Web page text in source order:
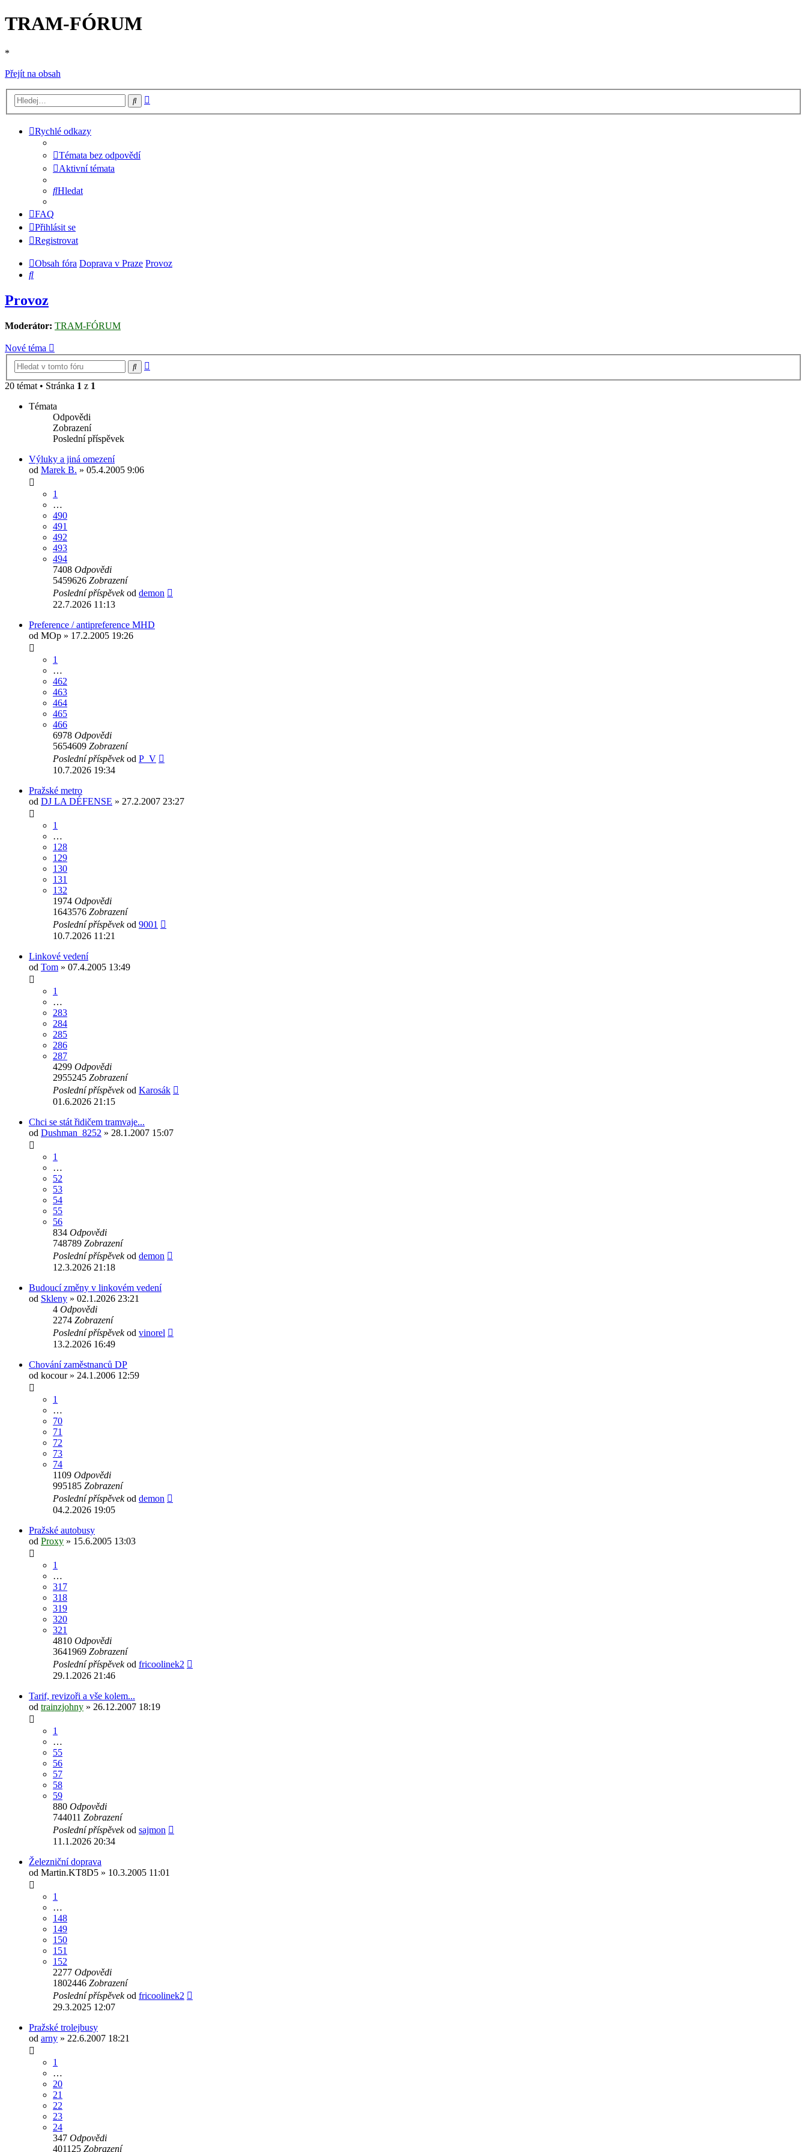
TRAM-FÓRUM
*
Přejít na obsah
Hledat
Rychlé odkazy
Témata bez odpovědí
Aktivní témata
Hledat
FAQ
Přihlásit se
Registrovat
Obsah fóra Doprava v Praze Provoz
Hledat
Provoz
Moderátor: TRAM-FÓRUM
Nové téma
Hledat
20 témat • Stránka 1 z 1
Témata
Odpovědi
Zobrazení
Poslední příspěvek
Výluky a jiná omezení
od Marek B. » 05.4.2005 9:06
1
…
490
491
492
493
494
7408 Odpovědi
5459626 Zobrazení
Poslední příspěvekod demon
22.7.2026 11:13
Preference / antipreference MHD
od MOp » 17.2.2005 19:26
1
…
462
463
464
465
466
6978 Odpovědi
5654609 Zobrazení
Poslední příspěvekod P_V
10.7.2026 19:34
Pražské metro
od DJ LA DÉFENSE » 27.2.2007 23:27
1
…
128
129
130
131
132
1974 Odpovědi
1643576 Zobrazení
Poslední příspěvekod 9001
10.7.2026 11:21
Linkové vedení
od Tom » 07.4.2005 13:49
1
…
283
284
285
286
287
4299 Odpovědi
2955245 Zobrazení
Poslední příspěvekod Karosák
01.6.2026 21:15
Chci se stát řidičem tramvaje...
od Dushman_8252 » 28.1.2007 15:07
1
…
52
53
54
55
56
834 Odpovědi
748789 Zobrazení
Poslední příspěvekod demon
12.3.2026 21:18
Budoucí změny v linkovém vedení
od Skleny » 02.1.2026 23:21
4 Odpovědi
2274 Zobrazení
Poslední příspěvekod vinorel
13.2.2026 16:49
Chování zaměstnanců DP
od kocour» 24.1.2006 12:59
1
…
70
71
72
73
74
1109 Odpovědi
995185 Zobrazení
Poslední příspěvekod demon
04.2.2026 19:05
Pražské autobusy
od Proxy » 15.6.2005 13:03
1
…
317
318
319
320
321
4810 Odpovědi
3641969 Zobrazení
Poslední příspěvekod fricoolinek2
29.1.2026 21:46
Tarif, revizoři a vše kolem...
od trainzjohny » 26.12.2007 18:19
1
…
55
56
57
58
59
880 Odpovědi
744011 Zobrazení
Poslední příspěvekod sajmon
11.1.2026 20:34
Železniční doprava
od Martin.KT8D5 » 10.3.2005 11:01
1
…
148
149
150
151
152
2277 Odpovědi
1802446 Zobrazení
Poslední příspěvekod fricoolinek2
29.3.2025 12:07
Pražské trolejbusy
od arny » 22.6.2007 18:21
1
…
20
21
22
23
24
347 Odpovědi
401125 Zobrazení